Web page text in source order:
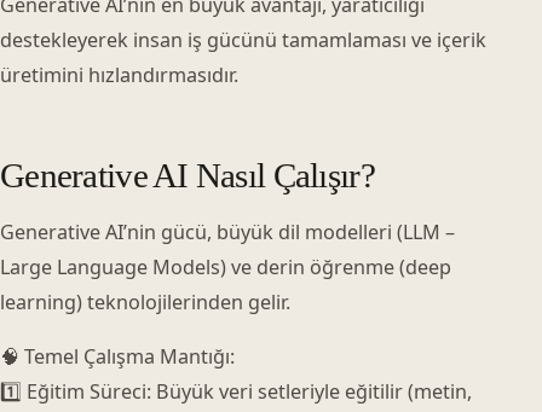
destekleyerek insan iş gücünü tamamlaması ve içerik
üretimini hızlandırmasıdır.
Generative AI Nasıl Çalışır?
Generative AI’nin gücü, büyük dil modelleri (LLM –
Large Language Models) ve derin öğrenme (deep
learning) teknolojilerinden gelir.
🧠 Temel Çalışma Mantığı:
1️⃣ Eğitim Süreci: Büyük veri setleriyle eğitilir (metin,